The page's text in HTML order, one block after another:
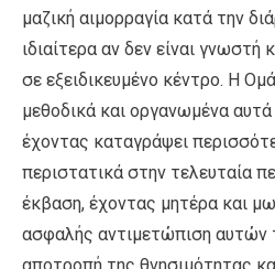
μαζική αιμορραγία κατά την
ιδιαίτερα αν δεν είναι γνωστή
σε εξειδικευμένο κέντρο. Η
μεθοδικά και οργανωμένα
έχοντας καταγράψει
περιστατικά στην τελευταία
έκβαση, έχοντας μητέρα και
ασφαλής αντιμετώπιση αυτών